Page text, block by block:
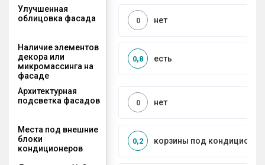
Улучшенная
облицовка фасада
нет
0
Наличие элементов
декора или
микромассинга на
фасаде
есть
0,8
Архитектурная
подсветка фасадов
нет
0
Места под внешние
блоки
кондиционеров
корзины под
0,2